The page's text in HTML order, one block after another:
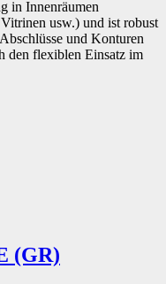
in Innenräumen
usw.) und ist robust
und Konturen
den flexiblen Einsatz im
(GR)